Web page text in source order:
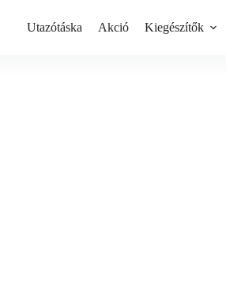
Utazótáska Akció Kiegészítők